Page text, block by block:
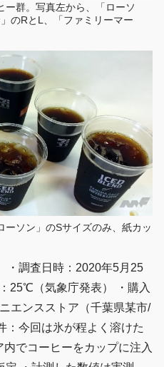
ー群。写真左から、「ローソ
のRとL、「ファミリーマー
ソン」のSサイズのみ、紙カッ
・調査日時：2020年5月25
25℃（気象庁発表） ・購入
エンスストア（千葉県某市/
：今回は氷が程よく溶けた
でコーヒーをカップに注入